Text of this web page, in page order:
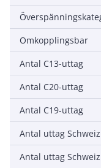
Omkopplingsbar
Antal C13-uttag
Antal C20-uttag
Antal C19-uttag